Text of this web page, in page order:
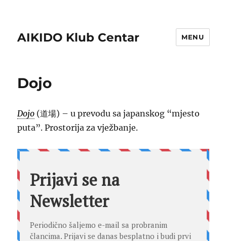
AIKIDO Klub Centar MENU
Dojo
Dojo (道場) – u prevodu sa japanskog “mjesto
puta”. Prostorija za vježbanje.